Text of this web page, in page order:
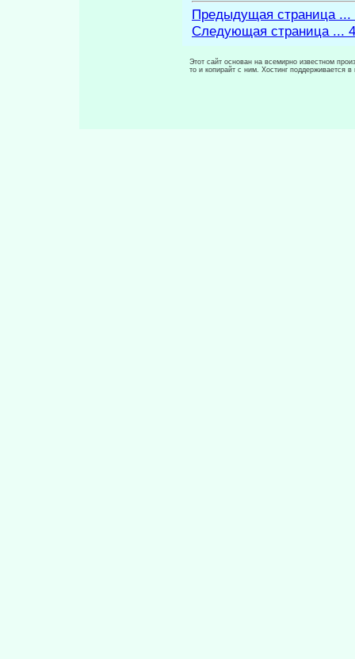
Предыдущая страница ...
Следующая страница ...
Этот сайт основан на всемирно известном
то и копирайт с ним. Хостинг поддерживается